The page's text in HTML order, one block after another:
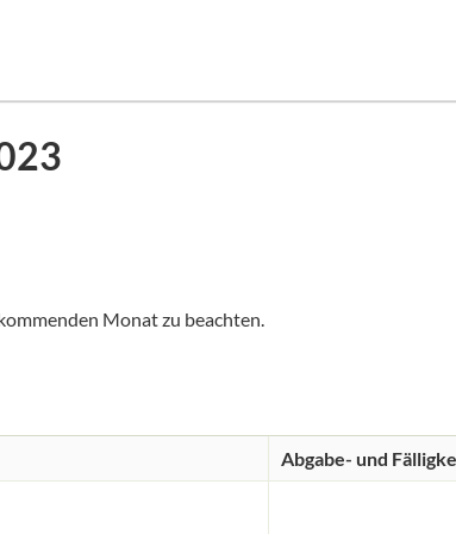
Monat zu beachten.
Abgabe- und